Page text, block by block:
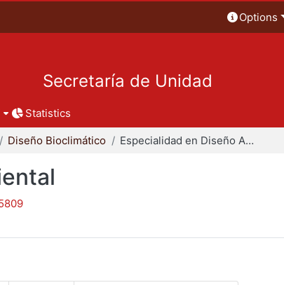
Options
Secretaría de Unidad
Statistics
Diseño Bioclimático Especialidad en Diseño Ambiental